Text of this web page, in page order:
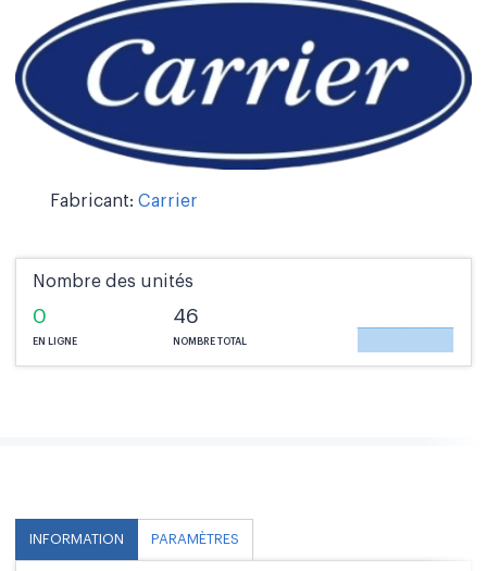
Fabricant: Carrier
Nombre des unités
0
EN LIGNE
46
NOMBRE TOTAL
INFORMATION PARAMÈTRES